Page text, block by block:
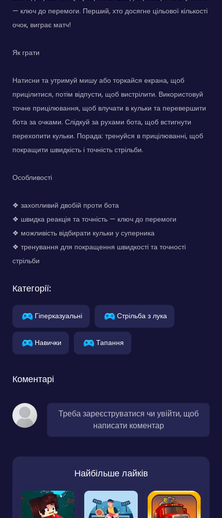
— ключ до перемоги. Перший, хто досягне цільової кількості
очок, виграє матч!
Як грати
Натисни та утримуй мишу або торкайся екрана, щоб
прицілитися, потім відпусти, щоб вистрілити. Використовуй
точне прицілювання, щоб влучати в кульки та перевершити
бота за очками. Слідкуй за рухами бота, щоб встигнути
перехопити кульки. Порада: тренуйся в прицілюванні, щоб
покращити швидкість і точність стрільби.
Особливості
❖ захопливий двобій проти бота
❖ швидка реакція та точність — ключ до перемоги
❖ можливість відбирати кульки у суперника
❖ тренування для покращення швидкості та точності
стрільби
Категорії:
Гіперказуальні Стрільба з лука
Навички Тапання
Коментарі
Треба зареєструватися чи увійти, щоб
написати коментар
Найбільше лайків